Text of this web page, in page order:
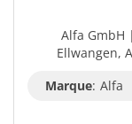
Alfa GmbH
Ellwangen,
Marque: Alfa